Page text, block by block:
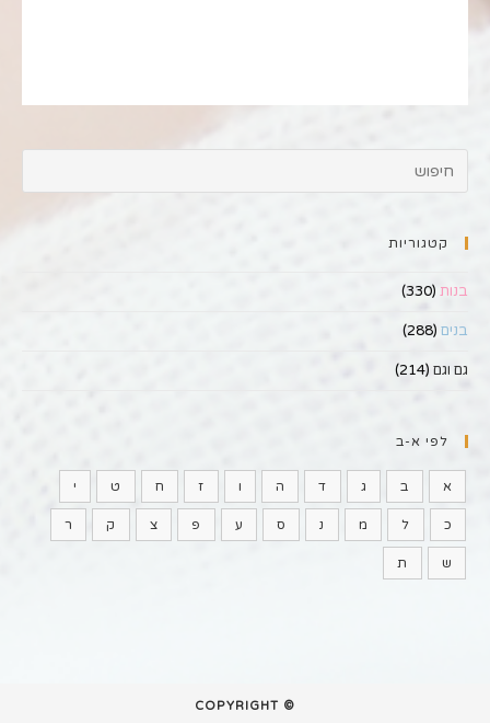
קטגוריות
בנות (330)
בנים (288)
גם וגם (214)
לפי א-ב
א ב ג ד ה ו ז ח ט י
כ ל מ נ ס ע פ צ ק ר
ש ת
© COPYRIGHT